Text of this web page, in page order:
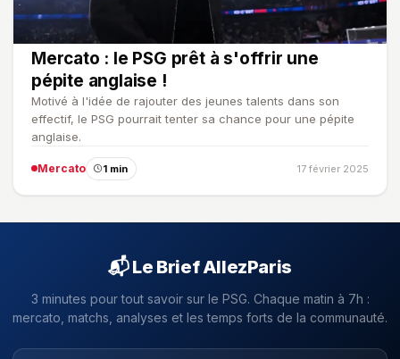
Mercato : le PSG prêt à s'offrir une
pépite anglaise !
Motivé à l'idée de rajouter des jeunes talents dans son
effectif, le PSG pourrait tenter sa chance pour une pépite
anglaise.
Mercato 1 min 17 février 2025
📬 Le Brief AllezParis
3 minutes pour tout savoir sur le PSG. Chaque matin à 7h :
mercato, matchs, analyses et les temps forts de la communauté.